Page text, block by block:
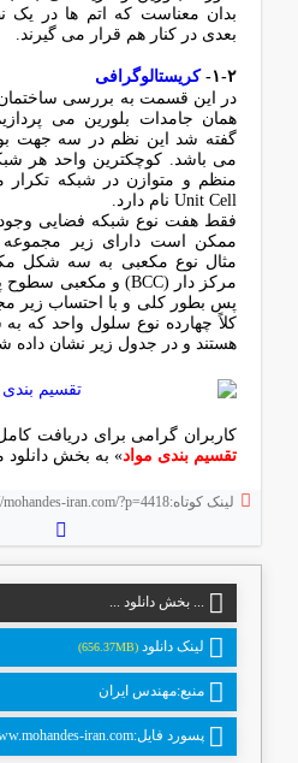
بدان معناست که اتم ها در یک
بعدی در کنار هم قرار می گیرند.
۱-۲-
کریستالوگرافی
در این قسمت به بررسی
همان جامدات بلورین می
گفته شد این نظم در سه جهت
می باشد. کوچکترین واحد هر
منظم و متوازن در شبکه
Unit Cell نام دارد.
فقط هفت نوع شبکه فضایی وجود
ممکن است دارای زیر مجموعه
پس بطور کلی و با احتساب زیر
کلاً چهارده نوع سلول واحد که
هستند و در جدول زیر نشان داده
کاربران گرامی برای دریافت
تقسیم بندی مواد» به بخش دانلود
لینک کوتاه:https://mohandes-iran.com/?p=4418
... بخش دانلود ...
لینک دانلود (656.37MB)
منبع:مهندس ایران
پسورد فایل:www.mohandes-iran.com